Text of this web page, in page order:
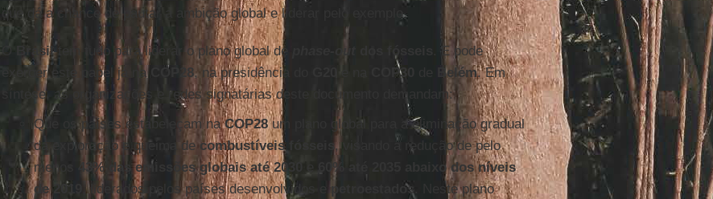
que dá a chance de pautar a ambição global e liderar pelo exemplo.
O Brasiltem tudo para liderar o plano global de phase-out dos fósseis
. E pode
exercer este papel já na
COP28, na presidência do COP30 Belém. Em
síntese, as organizações e redes signatárias deste documento demandam:
Que os países estabeleçam naCOP28um plano global para a eliminação gradual
da exploração e queima decombustíveis fósseis , visando a redução de pelo
menos
43% das emissões globais até 2030
60% até 2035 abaixo dos níveis
de 2019
, liderados pelos países desenvolvidos e petroestados . Neste plano